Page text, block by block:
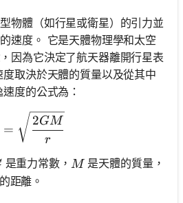
物體（如行星或衛星）的引力並
速度。 它是天體物理學和太空
因為它決定了航天器離開行星表
取決於天體的質量以及從其中
度的公式為：
v = \sqrt{\frac{2GM}{r}}
=
r
2GM
是重力常數， M
M是天體的質量，
距離。